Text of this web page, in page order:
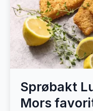
Sprøbakt
Mors